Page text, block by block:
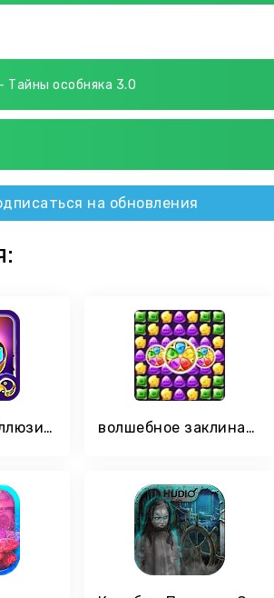
Тайны особняка 3.0
на обновления
Оптические Иллюзии — Игра поиск предметов волшебное заклинание волшебства